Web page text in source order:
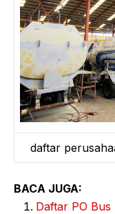
daftar
BACA JUGA:
Daftar PO